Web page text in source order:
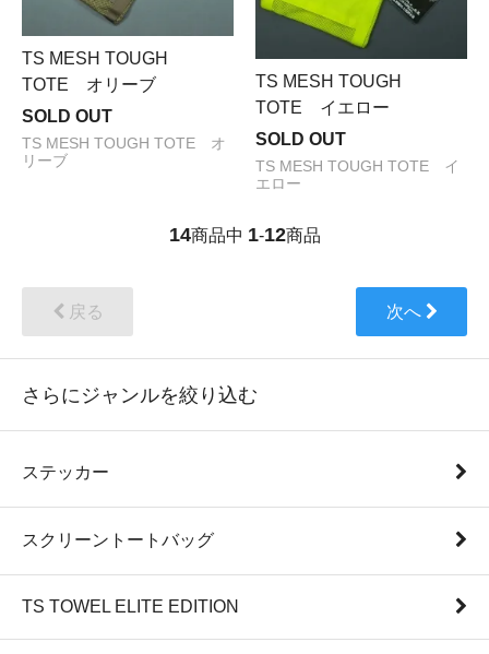
TS MESH TOUGH
TOTE オリーブ
SOLD OUT
TS MESH TOUGH TOTE オ
リーブ
TS MESH TOUGH
TOTE イエロー
SOLD OUT
TS MESH TOUGH TOTE イ
エロー
14商品中 1-12商品
戻る 次へ
さらにジャンルを絞り込む
ステッカー
スクリーントートバッグ
TS TOWEL ELITE EDITION